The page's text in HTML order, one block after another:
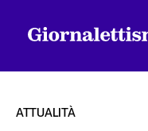
ATTUALITÀ